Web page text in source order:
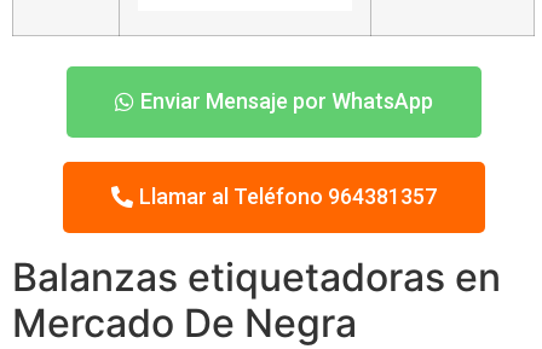
Enviar Mensaje por WhatsApp
Llamar al Teléfono 964381357
Balanzas etiquetadoras en
Mercado De Negra